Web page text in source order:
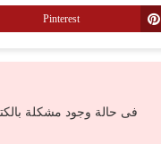
Pinterest
فى حالة وجود مشكلة